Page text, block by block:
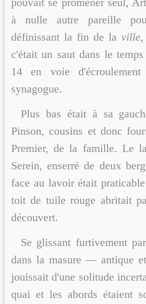
à nulle autre pareille
définissant la fin de la ville,
c'était un saut dans le
14 en voie
synagogue.
Plus bas était à sa
Pinson, cousins et donc
Premier, de la famille. Le
Serein, enserré de deux
face au lavoir était
toit de tuile rouge abritait
découvert.
Se glissant furtivement
dans la masure — antique
jouissait d'une solitude
quai et les abords étaient